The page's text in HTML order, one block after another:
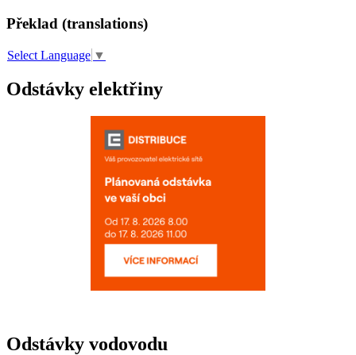
Překlad (translations)
Select Language ▼
Odstávky elektřiny
Odstávky vodovodu